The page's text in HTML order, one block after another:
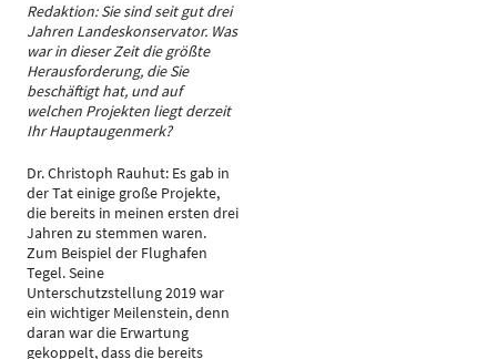
Redaktion: Sie sind seit gut drei
Jahren Landeskonservator. Was
war in dieser Zeit die größte
Herausforderung, die Sie
beschäftigt hat, und auf
welchen Projekten liegt derzeit
Ihr Hauptaugenmerk?
Dr. Christoph Rauhut: Es gab in
der Tat einige große Projekte,
die bereits in meinen ersten drei
Jahren zu stemmen waren.
Zum Beispiel der Flughafen
Tegel. Seine
Unterschutzstellung 2019 war
ein wichtiger Meilenstein, denn
daran war die Erwartung
gekoppelt, dass die bereits